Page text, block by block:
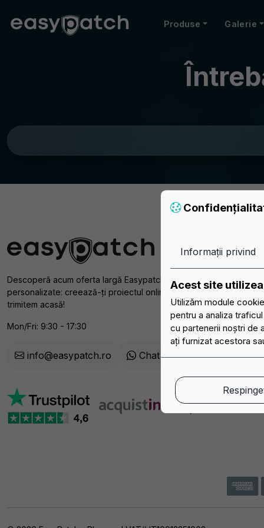
Produse Galerie
Descoperă acum oferta largă Easypatch de patch-uri și aplicații
personalizate: creează-ți proiectul online, noi îl pregătim și ți-l
trimitem acasă!
Mon/Fri: 9:30 - 17:30
info@easypatch.ro Chat WhatsApp
Informații privind
Acest site
Utilizăm module
pentru a analiza
cu partenerii noștri de
ați furnizat acestora